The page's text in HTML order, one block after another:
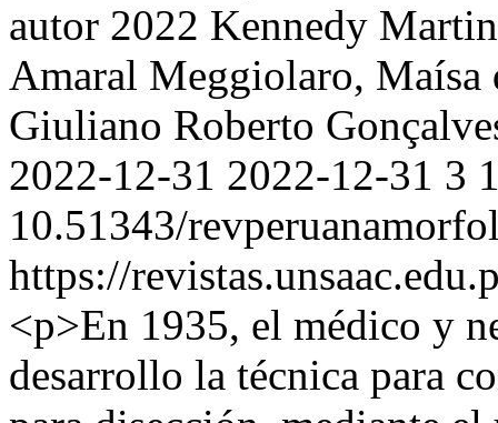
autor 2022 Kennedy
Amaral Meggiolaro,
Giuliano Roberto
2022-12-31 2022-12-31 3
10.51343/
https://
<p>En 1935, el médico y
desarrollo la técnica para